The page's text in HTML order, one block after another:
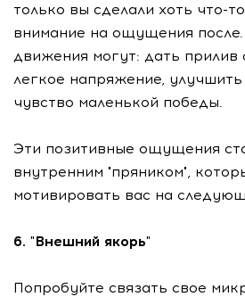
только вы сделали хоть что-
внимание на ощущения
движения могут: дать прилив
легкое напряжение,
чувство маленькой победы.
Эти позитивные ощущения
внутренним "пряником",
мотивировать вас на
6. "Внешний якорь"
Попробуйте связать свое